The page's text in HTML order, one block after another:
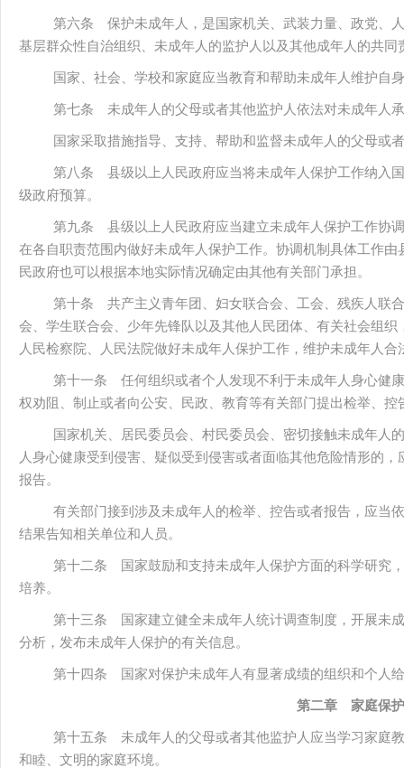
第六条 保护未成年人，是国家机关、武装力量、政党、
基层群众性自治组织、未成年人的监护人以及其他成年人的共同
国家、社会、学校和家庭应当教育和帮助未成年人维护自
第七条 未成年人的父母或者其他监护人依法对未成年人
国家采取措施指导、支持、帮助和监督未成年人的父母或
第八条 县级以上人民政府应当将未成年人保护工作纳入
级政府预算。
第九条 县级以上人民政府应当建立未成年人保护工作协
在各自职责范围内做好未成年人保护工作。协调机制具体工作
民政府也可以根据本地实际情况确定由其他有关部门承担。
第十条 共产主义青年团、妇女联合会、工会、残疾人联
会、学生联合会、少年先锋队以及其他人民团体、有关社会组
人民检察院、人民法院做好未成年人保护工作，维护未成年人合
第十一条 任何组织或者个人发现不利于未成年人身心健
权劝阻、制止或者向公安、民政、教育等有关部门提出检举、控
国家机关、居民委员会、村民委员会、密切接触未成年人
人身心健康受到侵害、疑似受到侵害或者面临其他危险情形的
报告。
有关部门接到涉及未成年人的检举、控告或者报告，应当
结果告知相关单位和人员。
第十二条 国家鼓励和支持未成年人保护方面的科学研究
培养。
第十三条 国家建立健全未成年人统计调查制度，开展未
分析，发布未成年人保护的有关信息。
第十四条 国家对保护未成年人有显著成绩的组织和个人
第二章 家庭保
第十五条 未成年人的父母或者其他监护人应当学习家庭
和睦、文明的家庭环境。